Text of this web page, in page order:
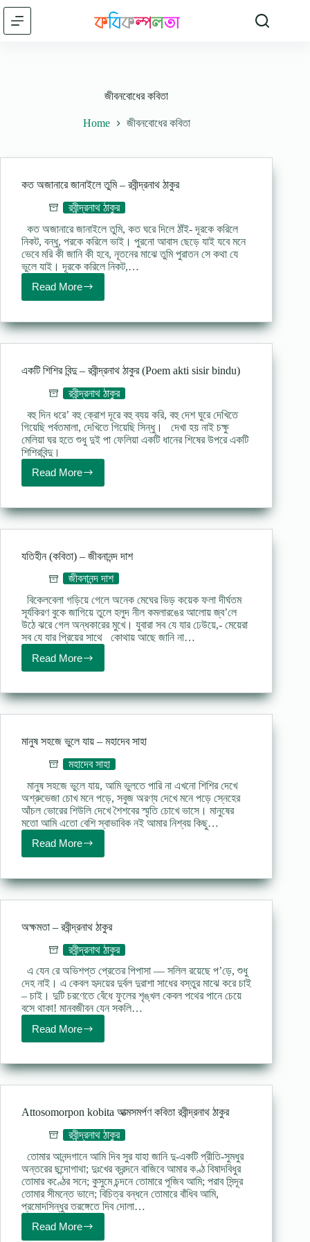
Skip
content
জীবনবোধের কবিতা
Home জীবনবোধের কবিতা
কত অজানারে জানাইলে তুমি – রবীন্দ্রনাথ ঠাকুর
রবীন্দ্রনাথ ঠাকুর
কত অজানারে জানাইলে তুমি, কত ঘরে দিলে ঠাঁই- দূরকে করিলে
নিকট, বন্ধু, পরকে করিলে ভাই। পুরনো আবাস ছেড়ে যাই যবে মনে
ভেবে মরি কী জানি কী হবে, নূতনের মাঝে তুমি পুরাতন সে কথা যে
ভুলে যাই। দূরকে করিলে নিকট,…
Read More
কত
অজানারে
তুমি
–
ঠাকুর
একটি শিশির বিন্দু – রবীন্দ্রনাথ ঠাকুর (Poem akti sisir bindu)
রবীন্দ্রনাথ ঠাকুর
বহু দিন ধরে’ বহু ক্রোশ দূরে বহু ব্যয় করি, বহু দেশ ঘুরে দেখিতে
গিয়েছি পর্বতমালা, দেখিতে গিয়েছি সিন্ধু। দেখা হয় নাই চক্ষু
মেলিয়া ঘর হতে শুধু দুই পা ফেলিয়া একটি ধানের শিষের উপরে একটি
শিশিরবিন্দু।
Read More
একটি
শিশির
–
রবীন্দ্রনাথ
(Poem
akti
sisir
bindu)
যতিহীন (কবিতা) – জীবনানন্দ দাশ
জীবনানন্দ দাশ
বিকেলবেলা গড়িয়ে গেলে অনেক মেঘের ভিড় কয়েক ফলা দীর্ঘতম
সূর্যকিরণ বুকে জাগিয়ে তুলে হলুদ নীল কমলারঙের আলোয় জ্ব’লে
উঠে ঝরে গেল অন্ধকারের মুখে। যুবারা সব যে যার ঢেউয়ে,- মেয়েরা
সব যে যার প্রিয়ের সাথে কোথায় আছে জানি না…
Read More
যতিহীন
(কবিতা)
জীবনানন্দ
দাশ
মানুষ সহজে ভুলে যায় – মহাদেব সাহা
মহাদেব সাহা
মানুষ সহজে ভুলে যায়, আমি ভুলতে পারি না এখনো শিশির দেখে
অশ্রুভেজা চোখ মনে পড়ে, সবুজ অরণ্য দেখে মনে পড়ে স্নেহের
আঁচল ভোরের শিউলি দেখে শৈশবের স্মৃতি চোখে ভাসে। মানুষের
মতো আমি এতো বেশি স্বাভাবিক নই আমার নিশ্বয় কিছু…
Read More
মানুষ
সহজে
যায়
–
সাহা
অক্ষমতা – রবীন্দ্রনাথ ঠাকুর
রবীন্দ্রনাথ ঠাকুর
এ যেন রে অভিশপ্ত প্রেতের পিপাসা — সলিল রয়েছে প’ড়ে, শুধু
দেহ নাই। এ কেবল হৃদয়ের দুর্বল দুরাশা সাধের বস্তুর মাঝে করে চাই
– চাই। দুটি চরণেতে বেঁধে ফুলের শৃঙ্খল কেবল পথের পানে চেয়ে
বসে থাকা! মানবজীবন যেন সকলি…
Read More
অক্ষমতা
–
ঠাকুর
Attosomorpon kobita আত্মসমর্পণ কবিতা রবীন্দ্রনাথ ঠাকুর
রবীন্দ্রনাথ ঠাকুর
তোমার আনন্দগানে আমি দিব সুর যাহা জানি দু-একটি প্রীতি-সুমধুর
অন্তরের ছন্দোগাথা; দুঃখের ক্রন্দনে বাজিবে আমার কণ্ঠ বিষাদবিধুর
তোমার কণ্ঠের সনে; কুসুমে চন্দনে তোমারে পূজিব আমি; পরাব সিন্দূর
তোমার সীমন্তে ভালে; বিচিত্র বন্ধনে তোমারে বাঁধিব আমি,
প্রমোদসিন্ধুর তরঙ্গেতে দিব দোলা…
Read MoreAttosomorpon